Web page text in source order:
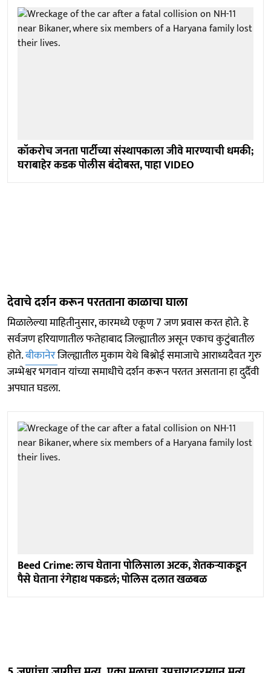
कॉकरोच जनता पार्टीच्या संस्थापकाला जीवे मारण्याची धमकी;
घराबाहेर कडक पोलीस बंदोबस्त, पाहा VIDEO
देवाचे दर्शन करून परतताना काळाचा घाला
मिळालेल्या माहितीनुसार, कारमध्ये एकूण 7 जण प्रवास करत होते. हे
सर्वजण हरियाणातील फतेहाबाद जिल्ह्यातील असून एकाच कुटुंबातील
होते.बीकानेरजिल्ह्यातील मुकाम येथे बिश्नोई समाजाचे आराध्यदैवत गुरु
जम्भेश्वर भगवान यांच्या समाधीचे दर्शन करून परतत असताना हा दुर्दैवी
अपघात घडला.
Beed Crime: लाच घेताना पोलिसाला अटक, शेतकऱ्याकडून
पैसे घेताना रंगेहाथ पकडलं; पोलिस दलात खळबळ